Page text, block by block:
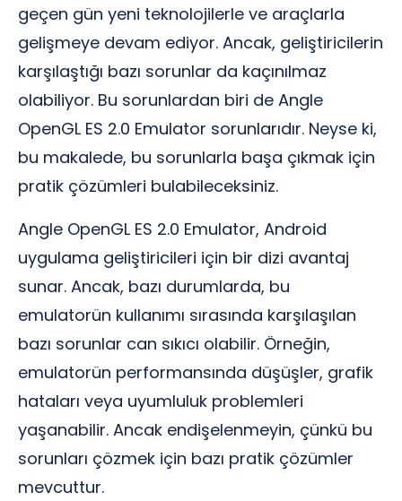
geçen gün yeni teknolojilerle ve araçlarla
gelişmeye devam ediyor. Ancak, geliştiricilerin
karşılaştığı bazı sorunlar da kaçınılmaz
olabiliyor. Bu sorunlardan biri de Angle
OpenGL ES 2.0 Emulator sorunlarıdır. Neyse ki,
bu makalede, bu sorunlarla başa çıkmak için
pratik çözümleri bulabileceksiniz.
Angle OpenGL ES 2.0 Emulator, Android
uygulama geliştiricileri için bir dizi avantaj
sunar. Ancak, bazı durumlarda, bu
emulatorün kullanımı sırasında karşılaşılan
bazı sorunlar can sıkıcı olabilir. Örneğin,
emulatorün performansında düşüşler, grafik
hataları veya uyumluluk problemleri
yaşanabilir. Ancak endişelenmeyin, çünkü bu
sorunları çözmek için bazı pratik çözümler
mevcuttur.